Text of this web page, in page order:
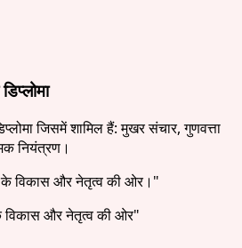
जिसमें शामिल हैं: मुखर संचार, गुणवत्ता
नियंत्रण।
के विकास और नेतृत्व की ओर।"
विकास और नेतृत्व की ओर"